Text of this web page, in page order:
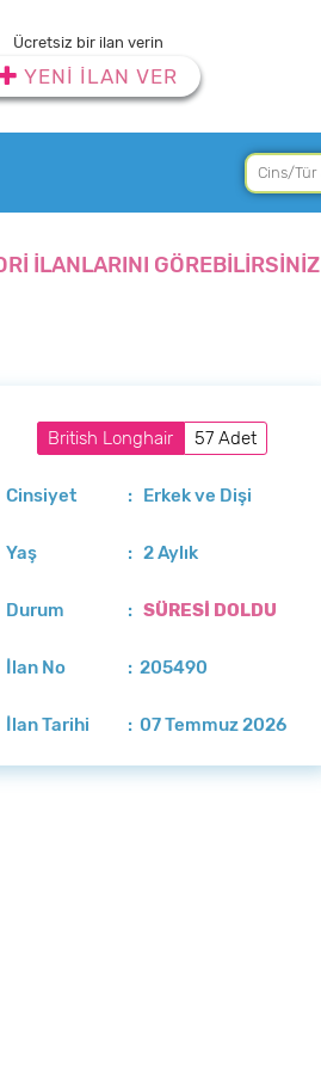
Ücretsiz bir ilan verin
YENİ İLAN VER
İLANLARINI GÖREBİLİRSİNİZ
British Longhair 57 Adet
Cinsiyet : Erkek ve Dişi
Yaş : 2 Aylık
Durum :SÜRESİ DOLDU
İlan No : 205490
İlan Tarihi : 07 Temmuz 2026